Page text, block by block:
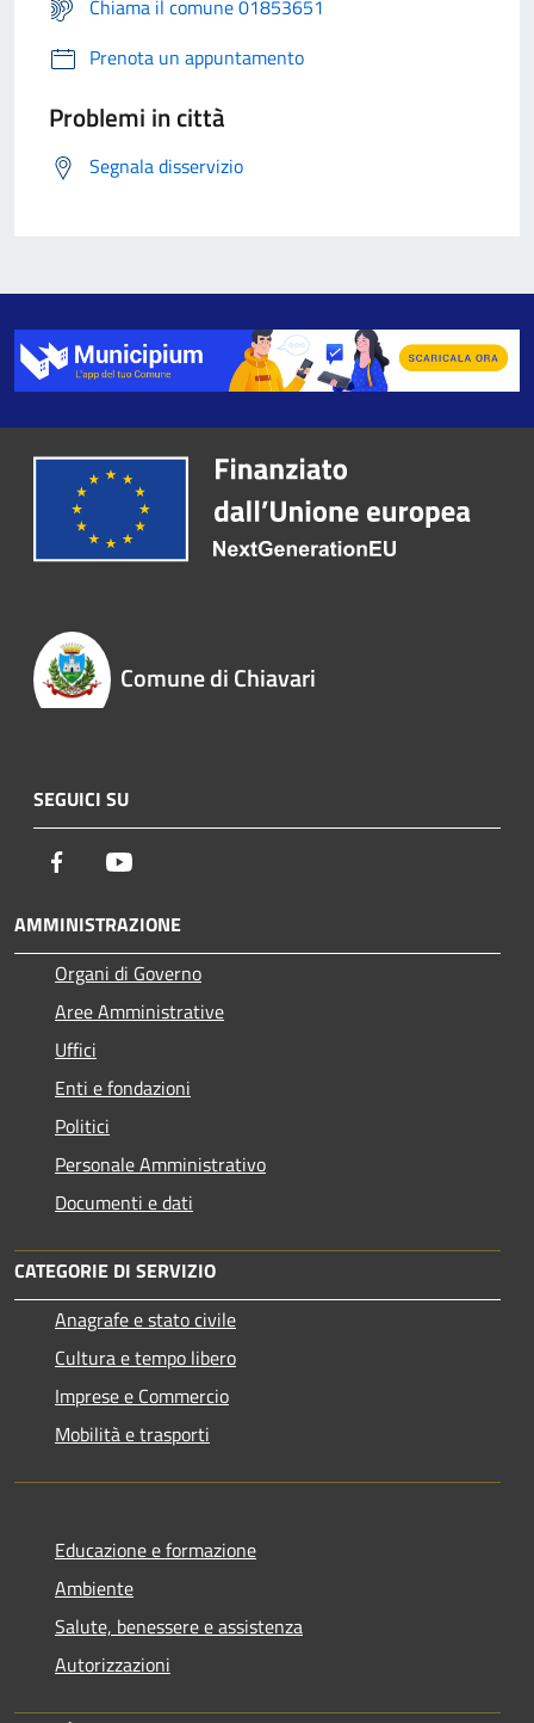
Chiama il comune 01853651
Prenota un appuntamento
Problemi in città
Segnala disservizio
Comune di Chiavari
SEGUICI SU
Facebook
AMMINISTRAZIONE
Organi di Governo
Aree Amministrative
Uffici
Enti e fondazioni
Politici
Personale Amministrativo
Documenti e dati
CATEGORIE DI SERVIZIO
Anagrafe e stato civile
Cultura e tempo libero
Imprese e Commercio
Mobilità e trasporti
Educazione e formazione
Ambiente
Salute, benessere e assistenza
Autorizzazioni